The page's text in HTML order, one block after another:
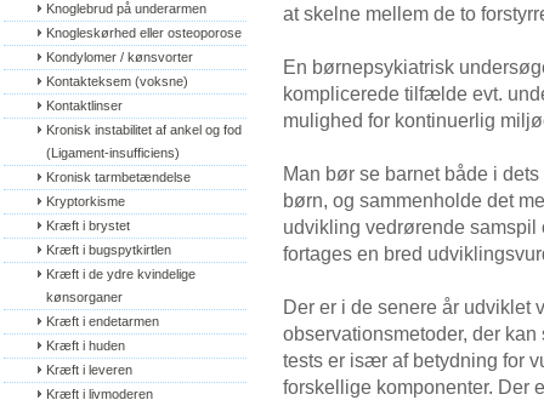
Knoglebrud på underarmen
Knogleskørhed eller osteoporose
Kondylomer / kønsvorter
Kontakteksem (voksne)
Kontaktlinser
Kronisk instabilitet af ankel og fod
(Ligament-insufficiens)
Kronisk tarmbetændelse
Kryptorkisme
Kræft i brystet
Kræft i bugspytkirtlen
Kræft i de ydre kvindelige
kønsorganer
Kræft i endetarmen
Kræft i huden
Kræft i leveren
Kræft i livmoderen
at skelne mellem de to
En børnepsykiatrisk
komplicerede tilfælde evt.
mulighed for kontinuerlig
Man bør se barnet både i
børn, og sammenholde det
udvikling vedrørende
fortages en bred
Der er i de senere år
observationsmetoder, der
tests er især af betydning for
forskellige komponenter. Der